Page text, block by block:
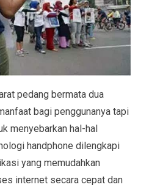
pedang bermata dua
bagi penggunanya tapi
menyebarkan hal-hal
handphone dilengkapi
yang memudahkan
internet secara cepat dan